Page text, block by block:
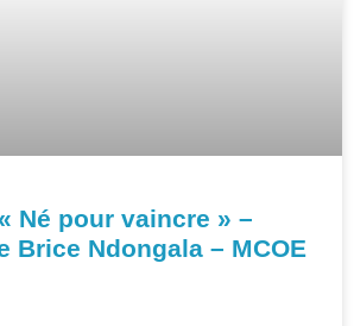
Né pour vaincre » –
Brice Ndongala – MCOE